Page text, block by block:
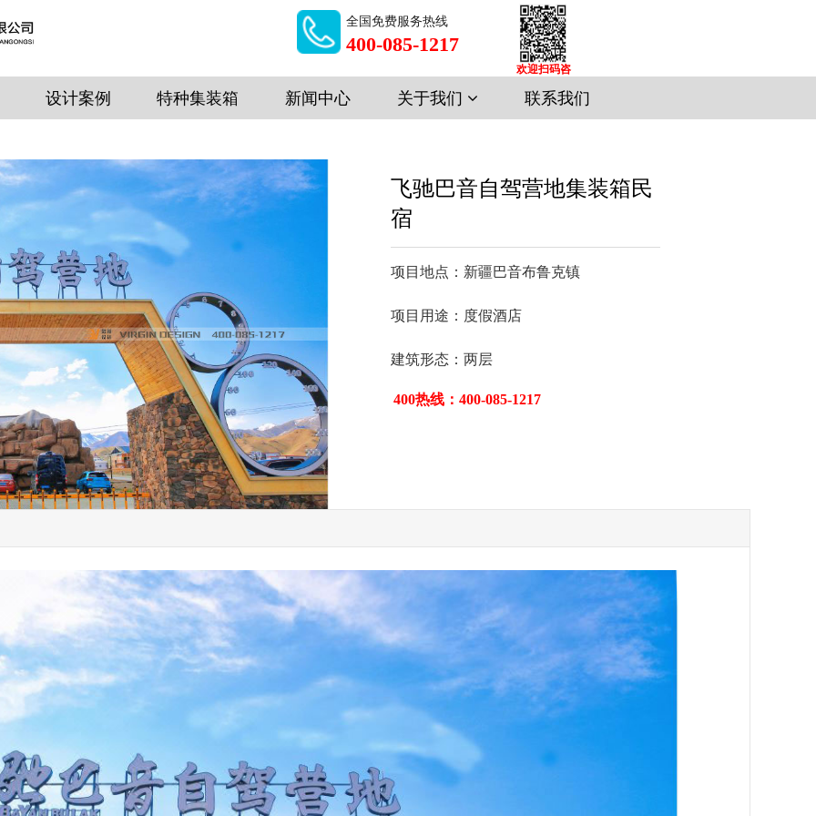
400-085-1217
全国免费服务热线
欢迎扫码咨
询
设计案例 特种集装箱 新闻中心 关于我们 联系我们
飞驰巴音自驾营地集装箱民
宿
项目地点：新疆巴音布鲁克镇
项目用途：度假酒店
400热线：400-085-1217